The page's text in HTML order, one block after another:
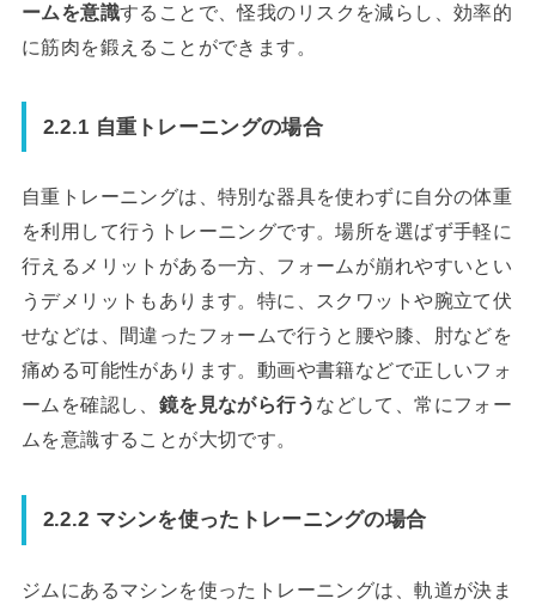
ームを意識することで、怪我のリスクを減らし、効率的
に筋肉を鍛えることができます。
2.2.1 自重トレーニングの場合
自重トレーニングは、特別な器具を使わずに自分の体重
を利用して行うトレーニングです。場所を選ばず手軽に
行えるメリットがある一方、フォームが崩れやすいとい
うデメリットもあります。特に、スクワットや腕立て伏
せなどは、間違ったフォームで行うと腰や膝、肘などを
痛める可能性があります。動画や書籍などで正しいフォ
ームを確認し、 鏡を見ながら行う などして、常にフォー
ムを意識することが大切です。
2.2.2 マシンを使ったトレーニングの場合
ジムにあるマシンを使ったトレーニングは、軌道が決ま